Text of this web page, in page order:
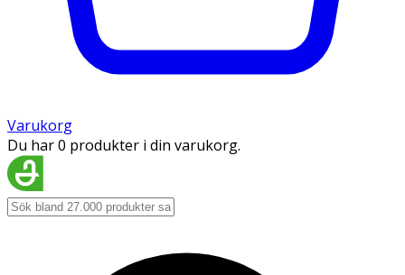
Varukorg
Du har 0 produkter i din varukorg.